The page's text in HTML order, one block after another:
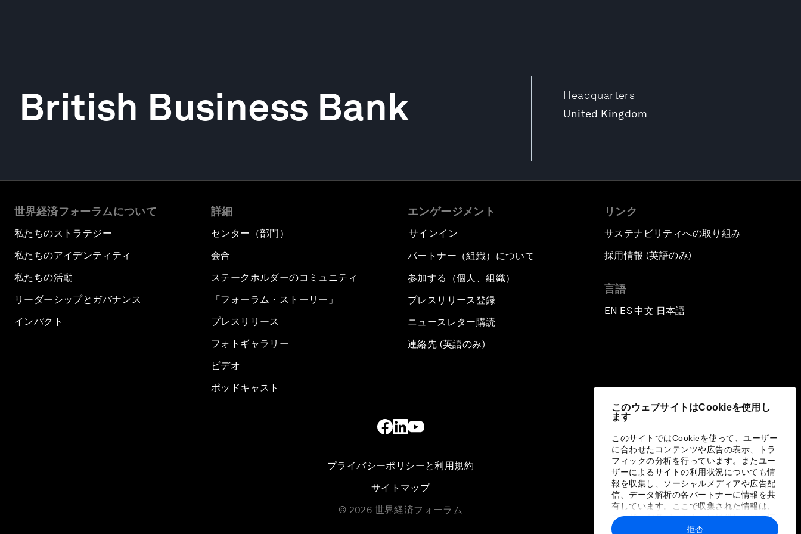
このウェブサイトはCookieを使用し
ます
このサイトではCookieを使って、ユーザー
に合わせたコンテンツや広告の表示、トラ
フィックの分析を行っています。またユー
ザーによるサイトの利用状況についても情
報を収集し、ソーシャルメディアや広告配
信、データ解析の各パートナーに情報を共
有しています。ここで収集された情報は、
ユーザーが各パートナーに提供した他の情
報や各パートナーのサービスを使用した際
拒否
Headquarters
United Kingdom
British Business Bank
世界経済フォーラムについて
私たちのストラテジー
私たちのアイデンティティ
私たちの活動
リーダーシップとガバナンス
インパクト
詳細
センター（部門）
会合
ステークホルダーのコミュニティ
「フォーラム・ストーリー」
プレスリリース
フォトギャラリー
ビデオ
ポッドキャスト
エンゲージメント
サインイン
パートナー（組織）について
参加する（個人、組織）
プレスリリース登録
ニュースレター購読
連絡先 (英語のみ)
リンク
サステナビリティへの取り組み
採用情報 (英語のみ)
言語
EN ▪ES▪中文▪ 日本語
プライバシーポリシーと利用規約
サイトマップ
© 2026 世界経済フォーラム